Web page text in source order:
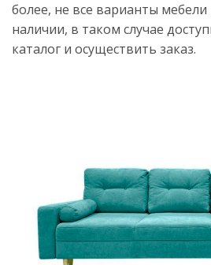
более, не все варианты
наличии, в таком случае
каталог и осуществить заказ.